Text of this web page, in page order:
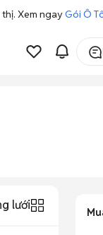
thị. Xem ngayGói Ô
lưới